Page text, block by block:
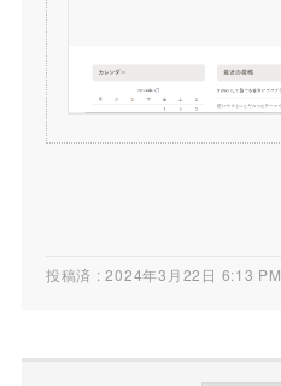
投稿済 : 2024年3月22日 6:13 PM